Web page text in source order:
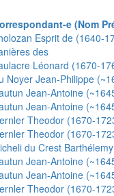
e (Nom
Esprit de (1640-
des
Léonard (1670-
Noyer Jean-Philippe
Jean-Antoine
Jean-Antoine
Theodor (1670-
Theodor (1670-
du Crest
Jean-Antoine
Jean-Antoine
Theodor (1670-